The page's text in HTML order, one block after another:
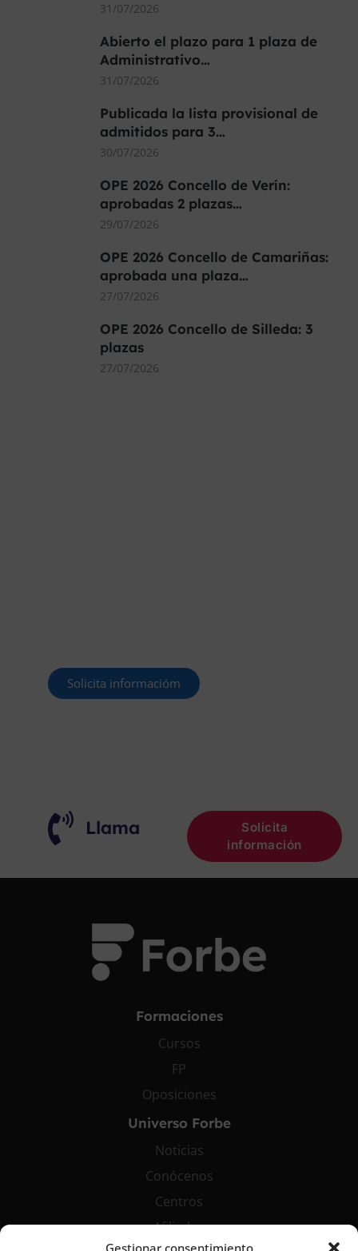
Gestionar consentimiento
31/07/2026
Abierto el plazo para 1 plaza de
Administrativo…
31/07/2026
Publicada la lista provisional de
admitidos para 3…
30/07/2026
OPE 2026 Concello de Verín:
aprobadas 2 plazas…
29/07/2026
OPE 2026 Concello de Camariñas:
aprobada una plaza…
27/07/2026
OPE 2026 Concello de Silleda: 3
plazas
27/07/2026
Solicita informacióm
Llama
Solicita
información
Formaciones
Cursos
FP
Oposiciones
Universo Forbe
Noticias
Conócenos
Centros
Afiliados